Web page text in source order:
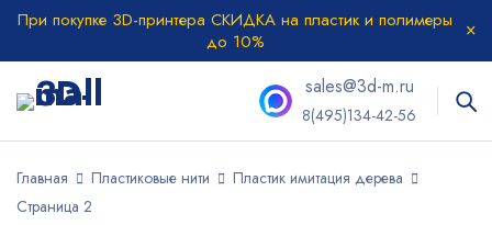
При покупке 3D-принтера СКИДКА на пластик и полимеры
до 10%
sales@3d-m.ru
8(495)134-42-56
Главная Пластиковые нити
Пластик имитация дерева
Страница 2